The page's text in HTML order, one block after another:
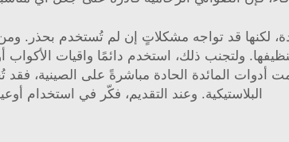
لكنها قد تواجه مشكلاتٍ إن لم تُستخدم بحذر.
تنظيفها. ولتجنب ذلك، استخدم دائمًا واقيات
المائدة الحادة مباشرةً على الصينية،
البلاستيكية. وعند التقديم، فكّر في استخدام